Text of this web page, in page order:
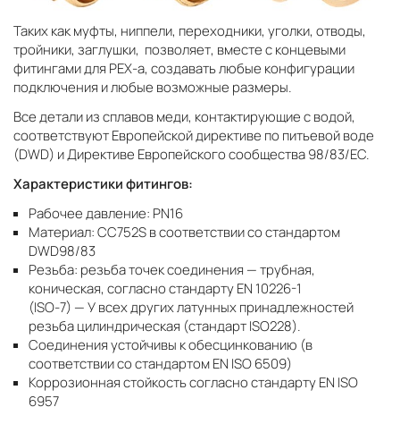
Таких как муфты, ниппели, переходники, уголки, отводы,
тройники, заглушки, позволяет, вместе с концевыми
фитингами для PEХ-a, создавать любые конфигурации
подключения и любые возможные размеры.
Все детали из сплавов меди, контактирующие с водой,
соответствуют Европейской директиве по питьевой воде
(DWD) и Директиве Европейского сообщества 98/83/EC.
Характеристики фитингов:
Рабочее давление: PN16
Материал: CC752S в соответствии со стандартом
DWD98/83
Резьба: резьба точек соединения — трубная,
коническая, согласно стандарту EN 10226-1
(ISO-7) — У всех других латунных принадлежностей
резьба цилиндрическая (стандарт ISO228).
Соединения устойчивы к обесцинкованию (в
соответствии со стандартом EN ISO 6509)
Коррозионная стойкость согласно стандарту EN ISO
6957